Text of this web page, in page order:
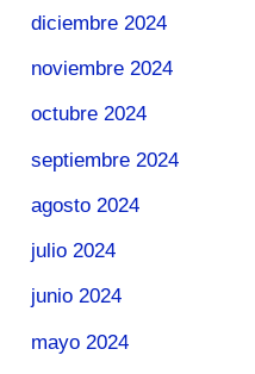
diciembre 2024
noviembre 2024
octubre 2024
septiembre 2024
agosto 2024
julio 2024
junio 2024
mayo 2024